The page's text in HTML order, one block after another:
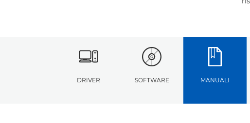
DRIVER SOFTWARE MANUALI